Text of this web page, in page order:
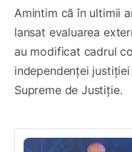
Amintim că în ultimii
lansat evaluarea
au modificat cadrul
independenței
Supreme de Justiție.